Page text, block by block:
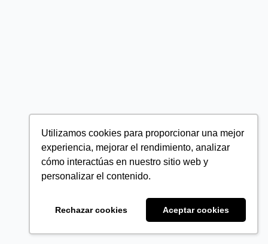
Utilizamos cookies para proporcionar una mejor
experiencia, mejorar el rendimiento, analizar
cómo interactúas en nuestro sitio web y
personalizar el contenido.
Rechazar cookies Aceptar cookies